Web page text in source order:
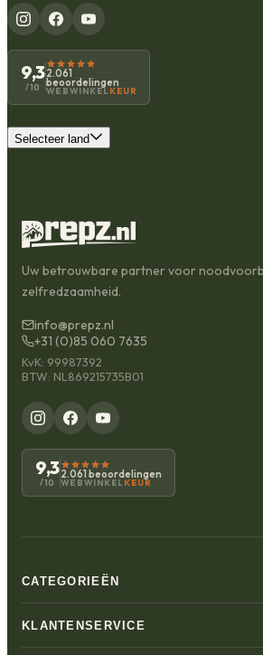
9,3
/10
2.061
beoordelingen
WEBWINKELKEUR
Selecteer land
Uw betrouwbare partner voor
zelfredzaamheid.
info@prepz.nl
+31 (0)85 060 7635
KvK: 99987392
BTW: NL869215735B01
9,3
/10
2.061 beoordelingen
WEBWINKEL KEUR
CATEGORIEËN
KLANTENSERVICE